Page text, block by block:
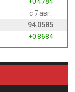
с 7 авг.
94.0585
+0.8684